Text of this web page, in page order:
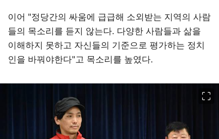
이어 "정당간의 싸움에 급급해 소외받는 지역의 사람
들의 목소리를 듣지 않는다. 다양한 사람들과 삶을
이해하지 못하고 자신들의 기준으로 평가하는 정치
인을 바꿔야한다"고 목소리를 높였다.